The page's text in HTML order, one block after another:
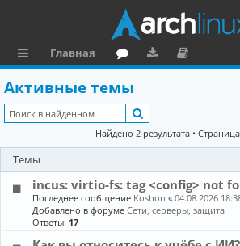
ы
л
к
и
Главная
ру
м
ру
зк
и
е
н
та
Активные темы
Найдено 2 результата • Страница
Темы
incus: virtio-fs: tag <config> not
Последнее сообщение Koshon «04.08.2026
Добавлено в форумеСети, серверы, защита
Ответы: 17